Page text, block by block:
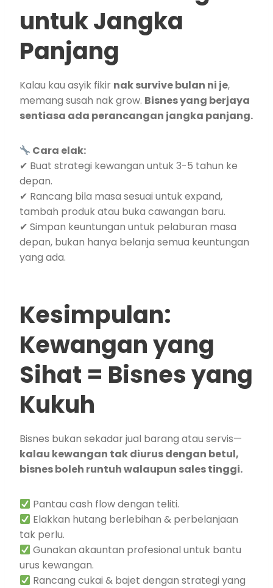
untuk Jangka
Panjang
Kalau kau asyik fikir nak survive bulan ni je,
memang susah nak grow. Bisnes yang berjaya
sentiasa ada perancangan jangka panjang.
Cara elak:
✔ Buat strategi kewangan untuk 3-5 tahun ke
depan.
✔ Rancang bila masa sesuai untuk expand,
tambah produk atau buka cawangan baru.
✔ Simpan keuntungan untuk pelaburan masa
depan, bukan hanya belanja semua keuntungan
yang ada.
Kesimpulan:
Kewangan yang
Sihat = Bisnes yang
Kukuh
Bisnes bukan sekadar jual barang atau servis—
kalau kewangan tak diurus dengan betul,
bisnes boleh runtuh walaupun sales tinggi.
Pantau cash flow dengan teliti.
Elakkan hutang berlebihan & perbelanjaan
tak perlu.
Gunakan akauntan profesional untuk bantu
urus kewangan.
Rancang cukai & bajet dengan strategi yang